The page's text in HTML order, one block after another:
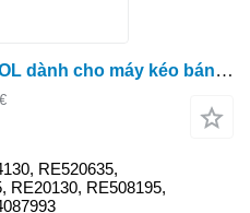
Bộ lọc thuỷ lực RE174130-OL dành cho máy kéo bánh lốp John Deere 6130M, 6155R, 6195M, 7820, 7920, 7230R, 7250R, 8130, 8230, 8330, 8430, 8530, 8245R, 8320R, 8345R, 8R 370, 9330, 9430, 9530, 9R 440, 9RX 590
RE520635,
RE20130, RE508195,